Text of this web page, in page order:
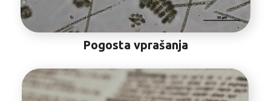
Pogosta vprašanja